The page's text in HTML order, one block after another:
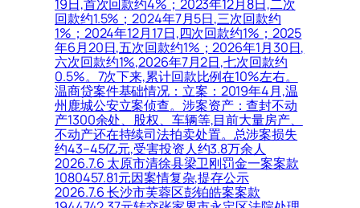
19日,首次回款约4%；2023年12月8日,二次
回款约1.5%；2024年7月5日,三次回款约
1%；2024年12月17日,四次回款约1%；2025
年6月20日,五次回款约1%；2026年1月30日,
六次回款约1%,2026年7月2日,七次回款约
0.5%。7次下来,累计回款比例在10%左右。
温商贷案件基础情况：立案：2019年4月,温
州鹿城公安立案侦查。涉案资产：查封不动
产1300余处、股权、车辆等,目前大量房产、
不动产还在持续司法拍卖处置。总涉案损失
约43–45亿元,受害投资人约3.8万余人
2026.7.6 太原市清徐县梁卫刚罚金一案案款
1080457.81元因案情复杂,提存公示
2026.7.6 长沙市芙蓉区彭铂皓案案款